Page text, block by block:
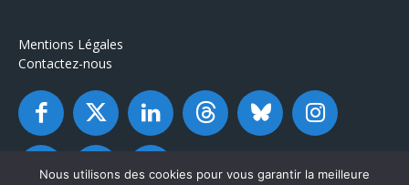
Mentions Légales
Contactez-nous
Nous utilisons des cookies pour vous garantir la meilleure